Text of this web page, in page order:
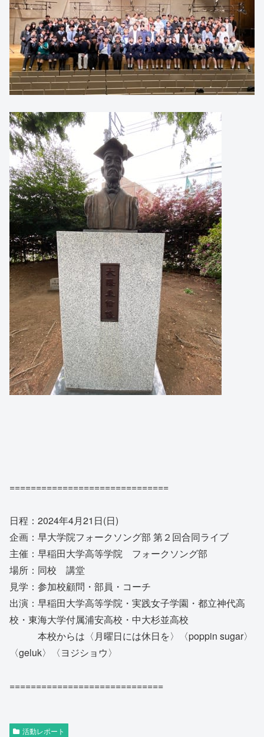
==============================
日程：2024年4月21日(日)
企画：早大学院フォークソング部 第２回合同ライブ
主催：早稲田大学高等学院 フォークソング部
場所：同校 講堂
見学：参加校顧問・部員・コーチ
出演：早稲田大学高等学院・実践女子学園・都立神代高
校・東海大学付属浦安高校・中大杉並高校
本校からは〈月曜日には休日を〉〈poppin sugar〉
〈geluk〉〈ヨジショウ〉
=============================
活動レポート